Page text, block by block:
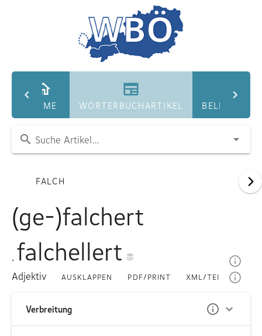
HOME WÖRTERBUCHARTIKEL
Suche Artikel…
FALCH
(ge-)falchert
falchellert
Adjektiv AUSKLAPPEN PDF/PRINT XML/TEI
Verbreitung